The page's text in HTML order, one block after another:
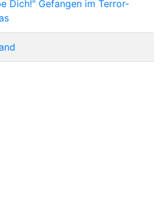
Dich!" Gefangen im Terror-